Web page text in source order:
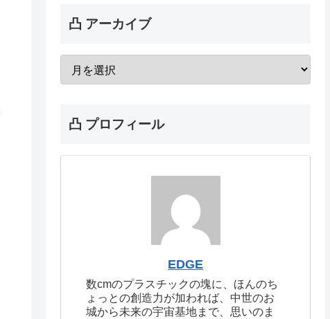
凸 アーカイブ
凸 プロフィール
EDGE
数cmのプラスチックの塊に、ほんのち
ょっとの創造力が加われば、中世のお
城から未来の宇宙基地まで、思いのま